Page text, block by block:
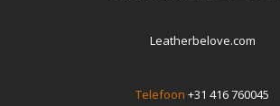
Leatherbelove.com
Telefoon +31 416 760045